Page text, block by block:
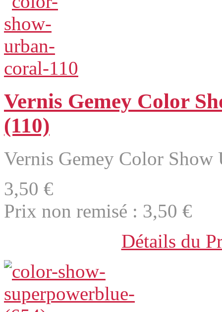
Vernis Gemey Color
(110)
Vernis Gemey Color Show
3,50 €
Prix non remisé : 3,50 €
Détails du